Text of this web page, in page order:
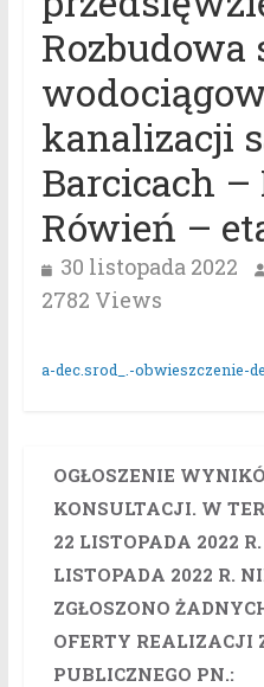
Rozbudowa
kanalizacji
Barcicach –
Rówień –
30 listopada 2022
2782 Views
a-dec.srod_.-obwieszczenie-
OGŁOSZENIE
KONSULTACJI. W
22 LISTOPADA 2022 R.
LISTOPADA 2022 R.
ZGŁOSZONO
OFERTY REALIZACJI
PUBLICZNEGO PN.: